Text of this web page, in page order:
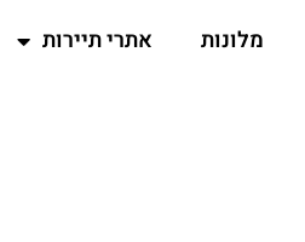
מלונות אתרי תיירות